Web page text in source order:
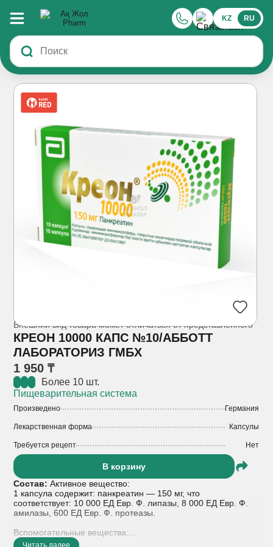
KZ RU
Внешний вид товара может отличаться от представленного
КРЕОН 10000 КАПС №10/АББОТТ
ЛАБОРАТОРИЗ ГМБХ
1 950 ₸
Более 10 шт.
Пищеварительная система
Произведено Германия
Лекарственная форма Капсулы
Требуется рецепт Нет
В корзину
Состав:Активное вещество:
1 капсула содержит: панкреатин — 150 мг, что
соответствует: 10 000 ЕД Евр. Ф. липазы, 8 000 ЕД Евр. Ф.
амилазы, 600 ЕД Евр. Ф. протеазы.
Вспомогательные вещества:
Макрогол 4000 – 37,50 мг, гипромеллозы фталат – 56,34 мг,
Читать далее